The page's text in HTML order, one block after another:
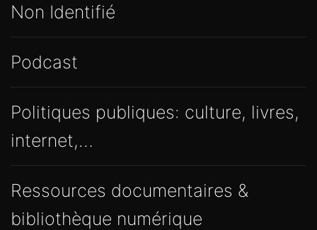
Non Identifié
Podcast
Politiques publiques: culture, livres,
internet,…
Ressources documentaires &
bibliothèque numérique